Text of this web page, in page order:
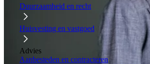
Duurzaamheid en recht
Huisvesting en vastgoed
Advies
Aanbesteden en contracteren